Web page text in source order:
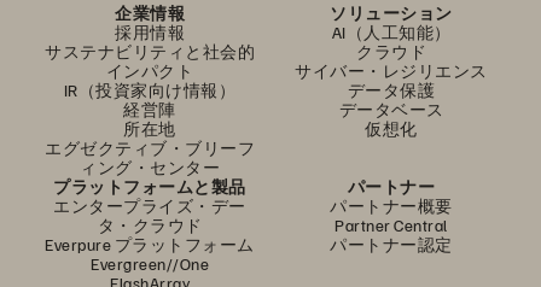
企業情報
採用情報
サステナビリティと社会的
インパクト
IR（投資家向け情報）
経営陣
所在地
エグゼクティブ・ブリーフ
ィング・センター
ソリューション
AI（人工知能）
クラウド
サイバー・レジリエンス
データ保護
データベース
仮想化
プラットフォームと製品
エンタープライズ・デー
タ・クラウド
Everpure プラットフォーム
Evergreen//One
FlashArray
パートナー
パートナー概要
Partner Central
パートナー認定